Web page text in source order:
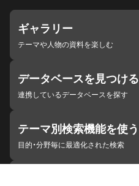
ギャラリー
テーマや人物の資料を楽しむ
データベースを見つける
連携しているデータベースを探す
テーマ別検索機能を使う
目的・分野毎に最適化された検索